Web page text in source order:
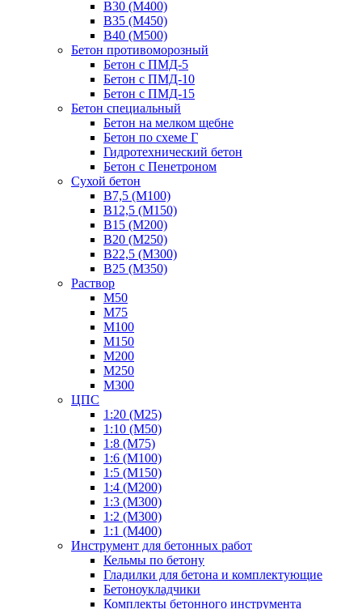
В30 (М400)
В35 (М450)
В40 (М500)
Бетон противоморозный
Бетон с ПМД-5
Бетон с ПМД-10
Бетон с ПМД-15
Бетон специальный
Бетон на мелком щебне
Бетон по схеме Г
Гидротехнический бетон
Бетон с Пенетроном
Сухой бетон
В7,5 (М100)
В12,5 (М150)
В15 (М200)
В20 (М250)
В22,5 (М300)
В25 (М350)
Раствор
М50
М75
М100
М150
М200
М250
М300
ЦПС
1:20 (М25)
1:10 (М50)
1:8 (М75)
1:6 (М100)
1:5 (М150)
1:4 (М200)
1:3 (М300)
1:2 (М300)
1:1 (М400)
Инструмент для бетонных работ
Кельмы по бетону
Гладилки для бетона и комплектующие
Бетоноукладчики
Комплекты бетонного инструмента